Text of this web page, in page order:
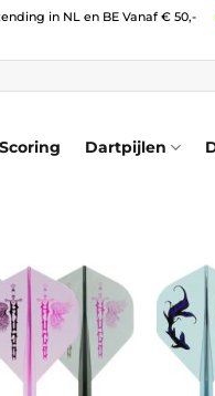
in NL en BE Vanaf € 50,-
Dartpijlen